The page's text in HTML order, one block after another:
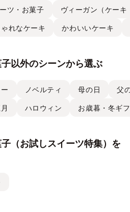
ツ・お菓子 ヴィーガン（ケー
れなケーキ かわいいケーキ
以外のシーンから選ぶ
ノベルティ 母の日 父
ハロウィン お歳暮・冬ギ
（お試しスイーツ特集）を